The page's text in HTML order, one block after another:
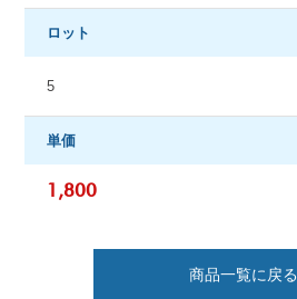
ロット
5
単価
1,800
商品一覧に戻る